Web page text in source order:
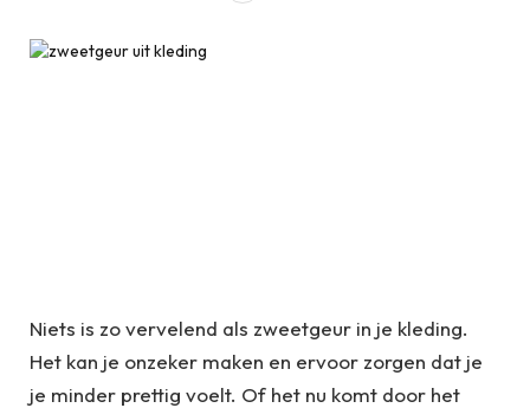
Niets is zo vervelend als zweetgeur in je kleding.
Het kan je onzeker maken en ervoor zorgen dat je
je minder prettig voelt. Of het nu komt door het